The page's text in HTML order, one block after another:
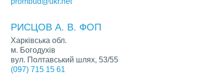
РИСЦОВ А. В. ФОП
Харківська обл.
м. Богодухів
вул. Полтавський шлях, 53/55
(097) 715 15 61